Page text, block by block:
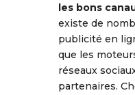
les bons
existe de
publicité en
que les
réseaux
partenaires.